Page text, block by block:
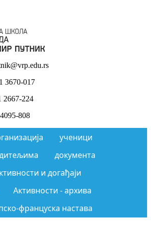
3670-017
2667-224
808
ученици
документа
и догађаји
Активности - архива
француска настава